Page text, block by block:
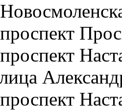
проспект
проспект
проспект